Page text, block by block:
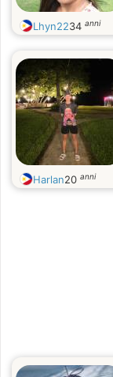
Lhyn2234 anni
Harlan20 anni